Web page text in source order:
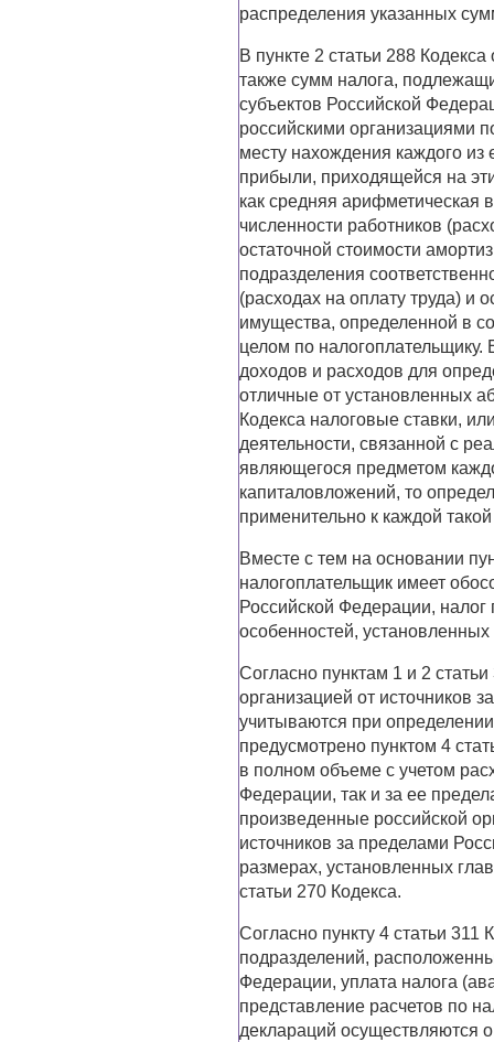
распределения указанных
В пункте 2 статьи 288
также сумм налога,
субъектов Российской
российскими организациями
месту нахождения каждого
прибыли, приходящейся на
как средняя арифметическая
численности работников
остаточной стоимости
подразделения
(расходах на оплату труда) и
имущества, определенной в
целом по налогоплательщику.
доходов и расходов для
отличные от установленных
Кодекса налоговые ставки,
деятельности, связанной с
являющегося предметом
капиталовложений, то
применительно к каждой
Вместе с тем на основании
налогоплательщик имеет
Российской Федерации,
особенностей, установленных
Согласно пунктам 1 и 2
организацией от источников
учитываются при
предусмотрено пунктом 4
в полном объеме с учетом
Федерации, так и за ее
произведенные российской
источников за пределами
размерах, установленных
статьи 270 Кодекса.
Согласно пункту 4 статьи
подразделений,
Федерации, уплата налога
представление расчетов по
деклараций осуществляются